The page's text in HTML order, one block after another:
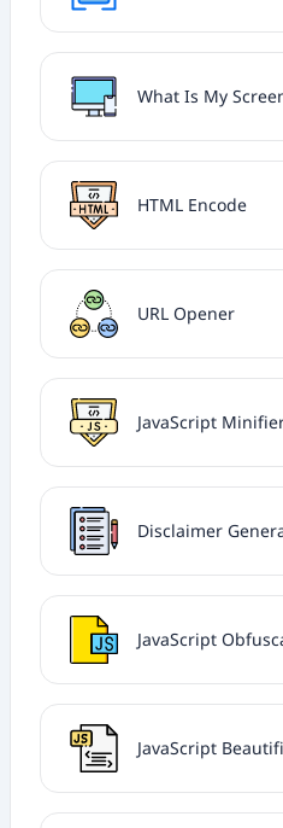
What Is My
HTML Encode
URL Opener
JavaScript
Disclaimer
JavaScript
JavaScript